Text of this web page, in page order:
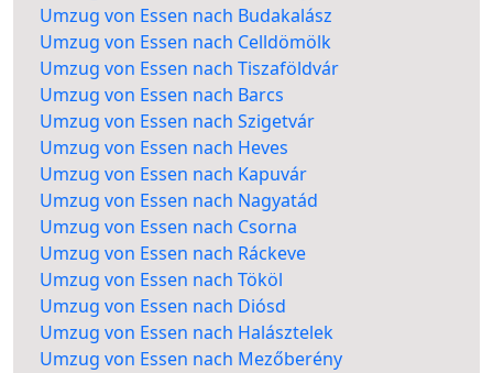
Umzug von Essen nach Budakalász
Umzug von Essen nach Celldömölk
Umzug von Essen nach Tiszaföldvár
Umzug von Essen nach Barcs
Umzug von Essen nach Szigetvár
Umzug von Essen nach Heves
Umzug von Essen nach Kapuvár
Umzug von Essen nach Nagyatád
Umzug von Essen nach Csorna
Umzug von Essen nach Ráckeve
Umzug von Essen nach Tököl
Umzug von Essen nach Diósd
Umzug von Essen nach Halásztelek
Umzug von Essen nach Mezőberény